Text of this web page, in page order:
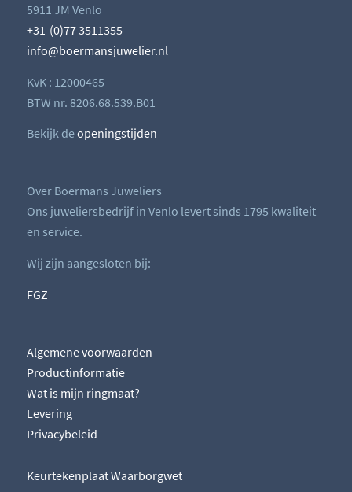
5911 JM Venlo
+31-(0)77 3511355
info@boermansjuwelier.nl
KvK : 12000465
BTW nr. 8206.68.539.B01
Bekijk deopeningstijden
Over Boermans Juweliers
Ons juweliersbedrijf in Venlo levert sinds 1795 kwaliteit
en service.
Wij zijn aangesloten bij:
FGZ
Algemene voorwaarden
Productinformatie
Wat is mijn ringmaat?
Levering
Privacybeleid
Keurtekenplaat Waarborgwet